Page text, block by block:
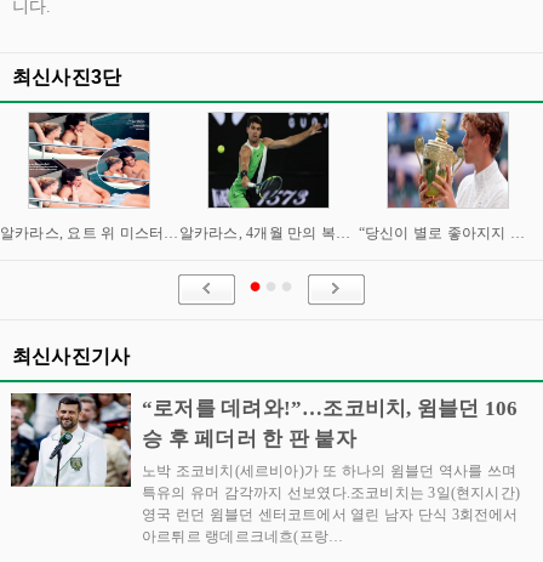
니다.
최신사진3단
알카라스, 요트 위 미스터리 여성과 밀회 포착 알카라스, 4개월 만의 복귀 임박…신시내티 마스터스 통해 US오픈 출격 시동 “당신이 별로 좋아지지 않아요” “이제는 제가 정말 조심해야” 시너와 즈브레프 인터뷰
최신사진기사
“로저를 데려와!”…조코비치, 윔블던 106
승 후 페더러 한 판 붙자
노박 조코비치(세르비아)가 또 하나의 윔블던 역사를 쓰며
특유의 유머 감각까지 선보였다.조코비치는 3일(현지시간)
영국 런던 윔블던 센터코트에서 열린 남자 단식 3회전에서
아르튀르 랭데르크네흐(프랑…